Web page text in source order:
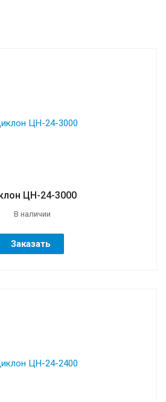
ЦН-24-3000
В наличии
Заказать